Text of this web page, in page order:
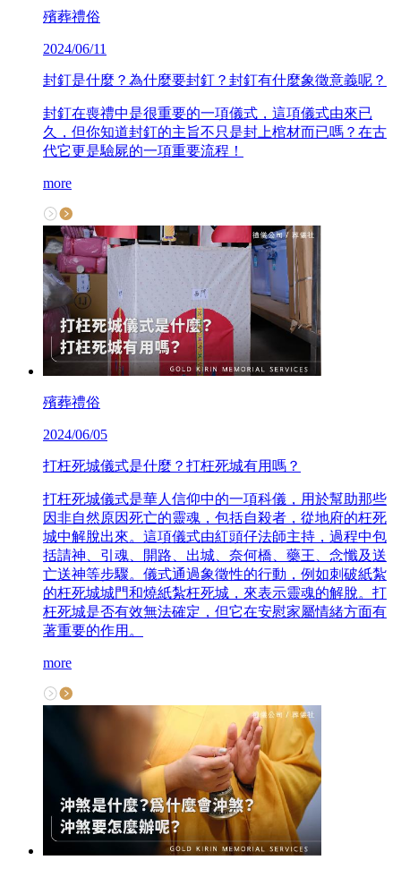
殯葬禮俗
2024/06/11
封釘是什麼？為什麼要封釘？封釘有什麼象徵意義呢？
封釘在喪禮中是很重要的一項儀式，這項儀式由來已
久，但你知道封釘的主旨不只是封上棺材而已嗎？在古
代它更是驗屍的一項重要流程！
more
殯葬禮俗
2024/06/05
打枉死城儀式是什麼？打枉死城有用嗎？
打枉死城儀式是華人信仰中的一項科儀，用於幫助那些
因非自然原因死亡的靈魂，包括自殺者，從地府的枉死
城中解脫出來。這項儀式由紅頭仔法師主持，過程中包
括請神、引魂、開路、出城、奈何橋、藥王、念懺及送
亡送神等步驟。儀式通過象徵性的行動，例如刺破紙紮
的枉死城城門和燒紙紮枉死城，來表示靈魂的解脫。打
枉死城是否有效無法確定，但它在安慰家屬情緒方面有
著重要的作用。
more